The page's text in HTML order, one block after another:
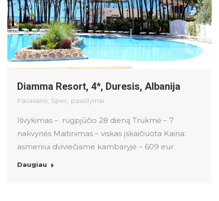
Diamma Resort, 4*, Duresis, Albanija
Pavasario Spec. pasiūlymai
Išvykimas – rugpjūčio 28 dieną Trukmė – 7
nakvynės Maitinimas – viskas įskaičiuota Kaina:
asmeniui dviviečiame kambaryje – 609 eur
Daugiau